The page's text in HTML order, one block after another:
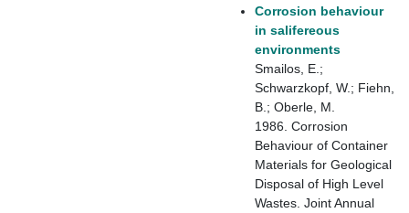
Corrosion behaviour
in salifereous
environments
Smailos, E.;
Schwarzkopf, W.; Fiehn,
B.; Oberle, M.
1986. Corrosion
Behaviour of Container
Materials for Geological
Disposal of High Level
Wastes. Joint Annual